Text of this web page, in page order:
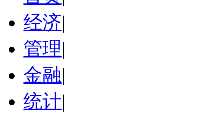
经济|
管理|
金融|
统计|